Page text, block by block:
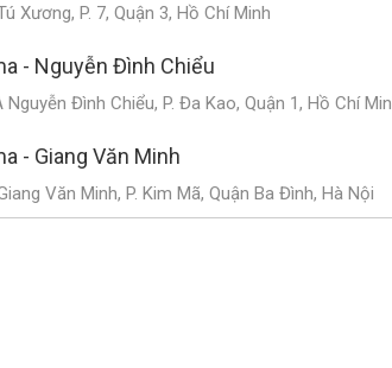
Xương, P. 7, Quận 3, Hồ Chí Minh
- Nguyễn Đình Chiểu
Nguyễn Đình Chiểu, P. Đa Kao, Quận 1, Hồ Chí
- Giang Văn Minh
Văn Minh, P. Kim Mã, Quận Ba Đình, Hà Nội